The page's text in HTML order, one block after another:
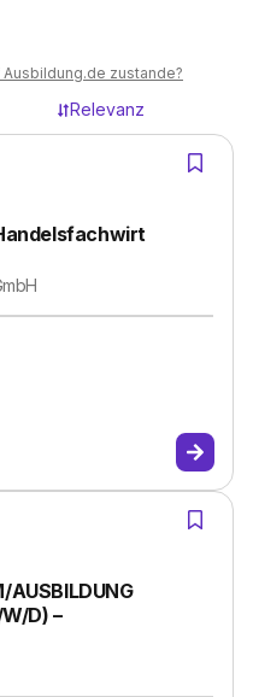
zustande?
Relevanz
AUSBILDUNG
D) –